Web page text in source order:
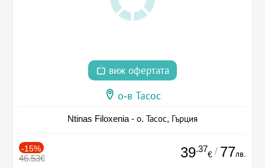
виж офертата
о-в Тасос
Ntinas Filoxenia - о. Тасос, Гърция
-15%
46.53€ 39.37
€ / 77лв.